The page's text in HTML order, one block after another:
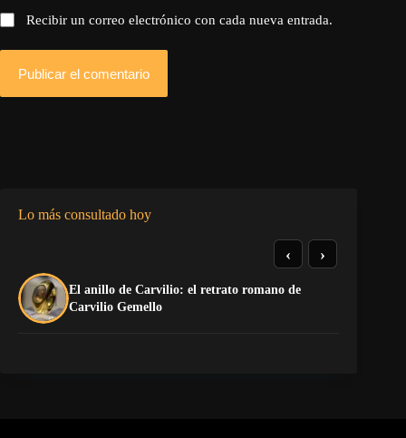
Recibir un correo electrónico con cada nueva entrada.
Publicar el comentario
Lo más consultado hoy
El anillo de Carvilio: el retrato romano de
Carvilio Gemello
‹ ›